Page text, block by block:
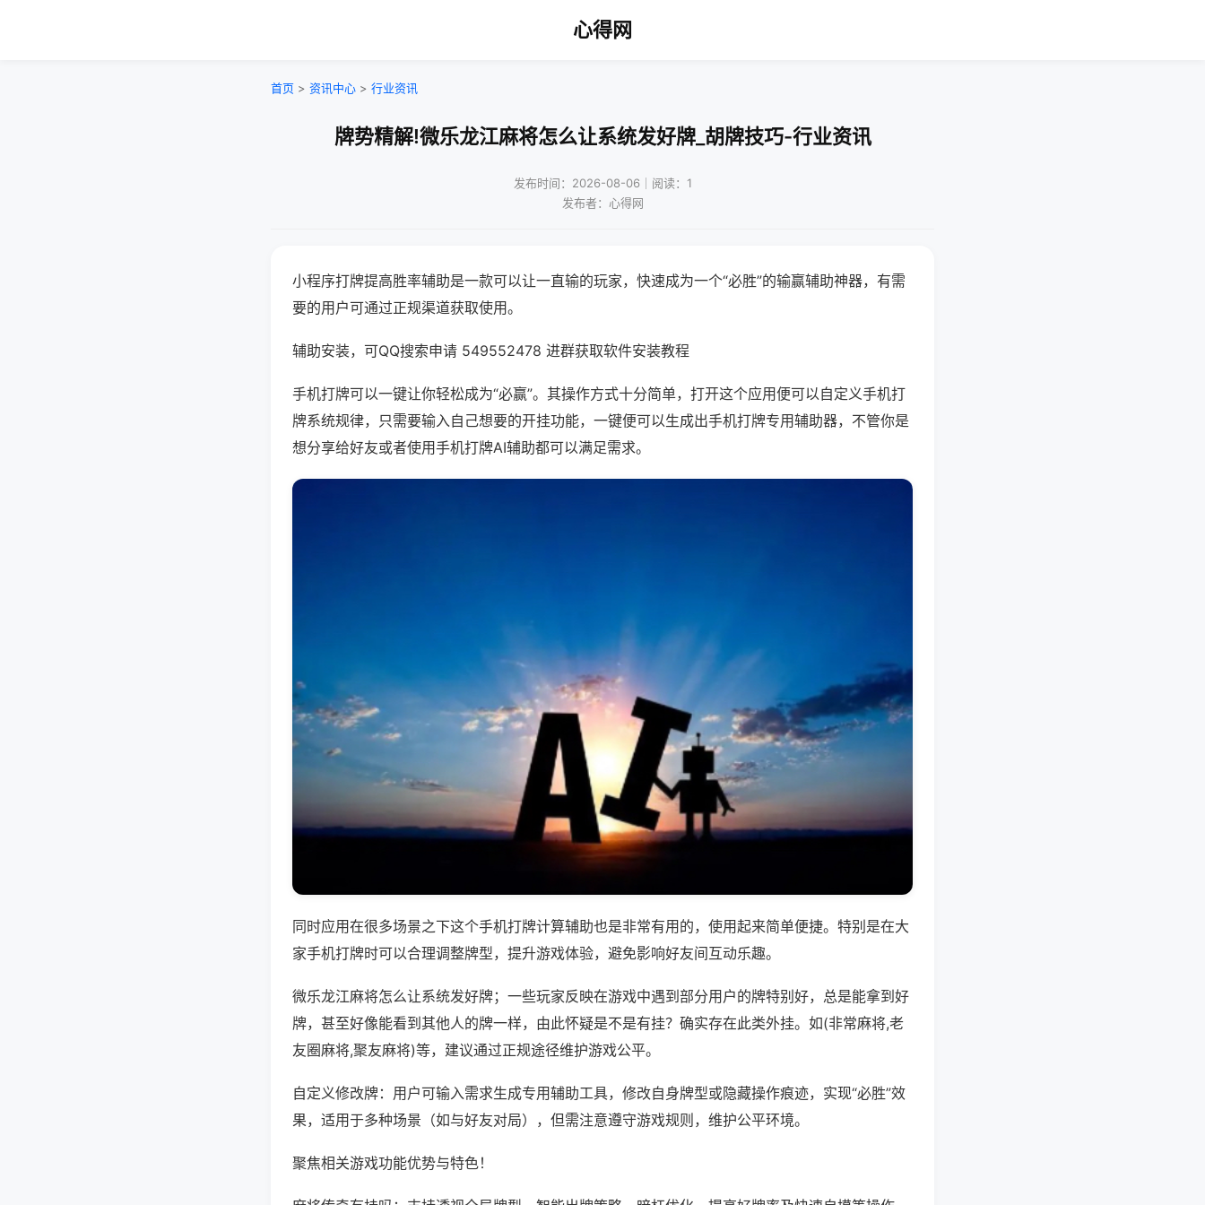
心得网
首页 > 资讯中心 > 行业资讯
牌势精解!微乐龙江麻将怎么让系统发好牌_胡牌技巧-行业资讯
发布时间：2026-08-06｜阅读：1
发布者：心得网
小程序打牌提高胜率辅助是一款可以让一直输的玩家，快速成为一个“必胜”的输赢辅助神器，有需
要的用户可通过正规渠道获取使用。
辅助安装，可QQ搜索申请 549552478 进群获取软件安装教程
手机打牌可以一键让你轻松成为“必赢”。其操作方式十分简单，打开这个应用便可以自定义手机打
牌系统规律，只需要输入自己想要的开挂功能，一键便可以生成出手机打牌专用辅助器，不管你是
想分享给好友或者使用手机打牌AI辅助都可以满足需求。
同时应用在很多场景之下这个手机打牌计算辅助也是非常有用的，使用起来简单便捷。特别是在大
家手机打牌时可以合理调整牌型，提升游戏体验，避免影响好友间互动乐趣。
微乐龙江麻将怎么让系统发好牌；一些玩家反映在游戏中遇到部分用户的牌特别好，总是能拿到好
牌，甚至好像能看到其他人的牌一样，由此怀疑是不是有挂？确实存在此类外挂。如(非常麻将,老
友圈麻将,聚友麻将)等，建议通过正规途径维护游戏公平。
自定义修改牌：用户可输入需求生成专用辅助工具，修改自身牌型或隐藏操作痕迹，实现“必胜”效
果，适用于多种场景（如与好友对局），但需注意遵守游戏规则，维护公平环境。
聚焦相关游戏功能优势与特色！